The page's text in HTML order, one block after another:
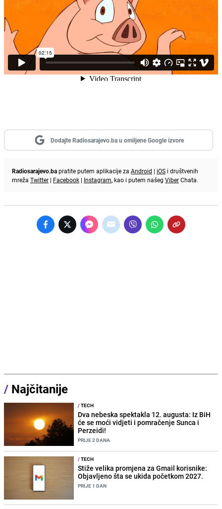
Dodajte Radiosarajevo.ba u omiljene Google izvore
Radiosarajevo.bapratite putem aplikacije za Android | iOS i društvenih
mreža Twitter | Facebook | Instagram, kao i putem našeg ViberChata.
/ Najčitanije
/TECH
Dva nebeska spektakla 12. augusta: Iz BiH
će se moći vidjeti i pomračenje Sunca i
Perzeidi!
PRIJE 2 DANA
/TECH
Stiže velika promjena za Gmail korisnike:
Objavljeno šta se ukida početkom 2027.
PRIJE 1 DAN